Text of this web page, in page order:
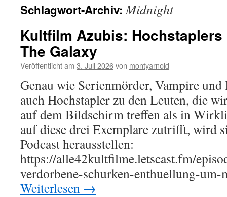
Schlagwort-Archiv:Midnight
Kultfilm Azubis:
The Galaxy
Veröffentlicht am 3. Juli 2026von montyarnold
Genau wie Serienmörder, Vampire
auch Hochstapler zu den Leuten, die
auf dem Bildschirm treffen als in
auf diese drei Exemplare zutrifft, wird
Podcast herausstellen:
https://alle42kultfilme.letscast.fm/
verdorbene-schurken-enthuellung-
Weiterlesen →